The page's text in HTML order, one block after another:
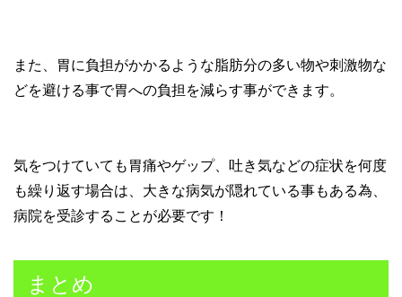
また、胃に負担がかかるような脂肪分の多い物や刺激物な
どを避ける事で胃への負担を減らす事ができます。
気をつけていても胃痛やゲップ、吐き気などの症状を何度
も繰り返す場合は、大きな病気が隠れている事もある為、
病院を受診することが必要です！
まとめ